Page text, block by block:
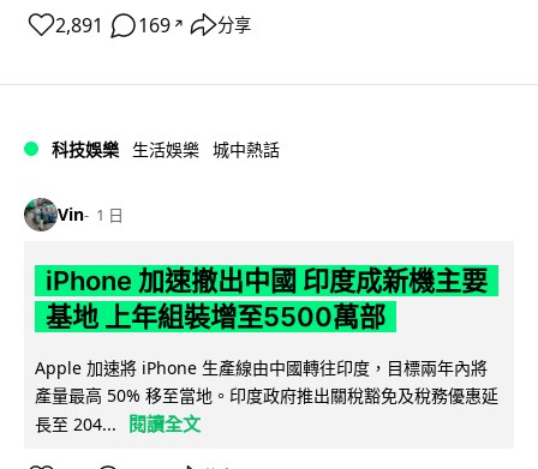
2,891 169 ↗ 分享
科技娛樂 生活娛樂 城中熱話
Vin 1 日
iPhone 加速撤出中國 印度成新機主要
基地 上年組裝增至5500萬部
Apple 加速將 iPhone 生產線由中國轉往印度，目標兩年內將
產量最高 50% 移至當地。印度政府推出關稅豁免及稅務優惠延
長至 204...
閱讀全文